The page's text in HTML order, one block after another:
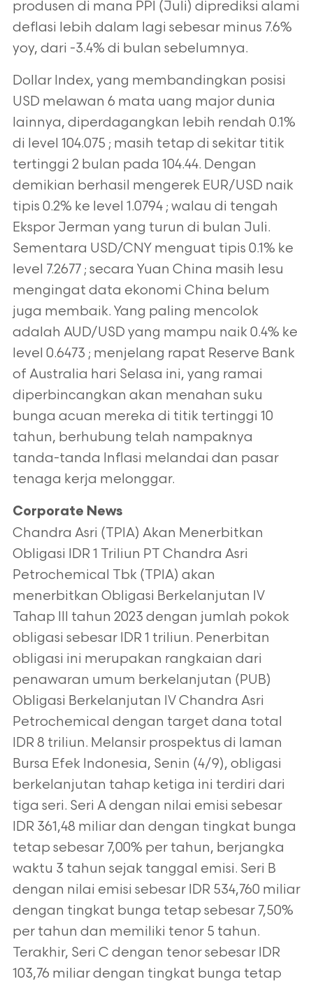
produsen di mana PPI (Juli) diprediksi alami
deflasi lebih dalam lagi sebesar minus 7.6%
yoy, dari -3.4% di bulan sebelumnya.
Dollar Index, yang membandingkan posisi
USD melawan 6 mata uang major dunia
lainnya, diperdagangkan lebih rendah 0.1%
di level 104.075 ; masih tetap di sekitar titik
tertinggi 2 bulan pada 104.44. Dengan
demikian berhasil mengerek EUR/USD naik
tipis 0.2% ke level 1.0794 ; walau di tengah
Ekspor Jerman yang turun di bulan Juli.
Sementara USD/CNY menguat tipis 0.1% ke
level 7.2677 ; secara Yuan China masih lesu
mengingat data ekonomi China belum
juga membaik. Yang paling mencolok
adalah AUD/USD yang mampu naik 0.4% ke
level 0.6473 ; menjelang rapat Reserve Bank
of Australia hari Selasa ini, yang ramai
diperbincangkan akan menahan suku
bunga acuan mereka di titik tertinggi 10
tahun, berhubung telah nampaknya
tanda-tanda Inflasi melandai dan pasar
tenaga kerja melonggar.
Corporate News
Chandra Asri (TPIA) Akan Menerbitkan
Obligasi IDR 1 Triliun PT Chandra Asri
Petrochemical Tbk (TPIA) akan
menerbitkan Obligasi Berkelanjutan IV
Tahap III tahun 2023 dengan jumlah pokok
obligasi sebesar IDR 1 triliun. Penerbitan
obligasi ini merupakan rangkaian dari
penawaran umum berkelanjutan (PUB)
Obligasi Berkelanjutan IV Chandra Asri
Petrochemical dengan target dana total
IDR 8 triliun. Melansir prospektus di laman
Bursa Efek Indonesia, Senin (4/9), obligasi
berkelanjutan tahap ketiga ini terdiri dari
tiga seri. Seri A dengan nilai emisi sebesar
IDR 361,48 miliar dan dengan tingkat bunga
tetap sebesar 7,00% per tahun, berjangka
waktu 3 tahun sejak tanggal emisi. Seri B
dengan nilai emisi sebesar IDR 534,760 miliar
dengan tingkat bunga tetap sebesar 7,50%
per tahun dan memiliki tenor 5 tahun.
Terakhir, Seri C dengan tenor sebesar IDR
103,76 miliar dengan tingkat bunga tetap